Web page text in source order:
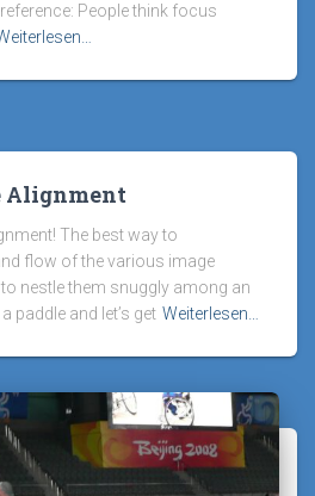
People think focus
Alignment
The best way to
flow of the various image
nestle them snuggly among an
paddle and let’s get Weiterlesen…